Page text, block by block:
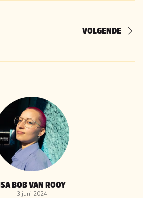
VOLGENDE
ISA BOB VAN ROOY
3 juni 2024